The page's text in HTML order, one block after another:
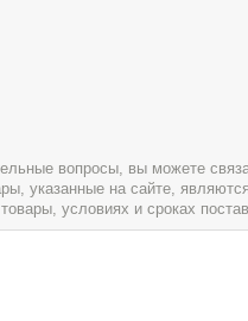
вопросы, вы можете
указанные на сайте,
условиях и сроках